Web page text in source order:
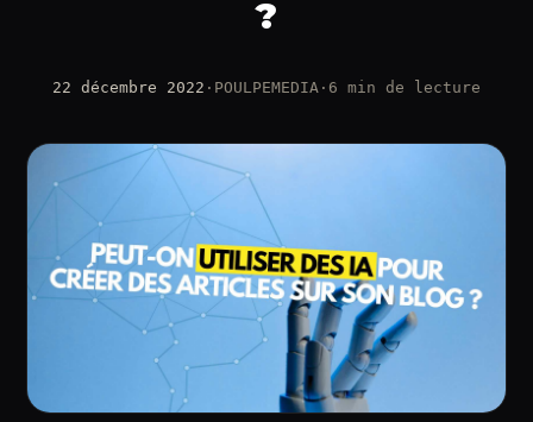
?
22 décembre 2022 · POULPEMEDIA · 6 min de lecture